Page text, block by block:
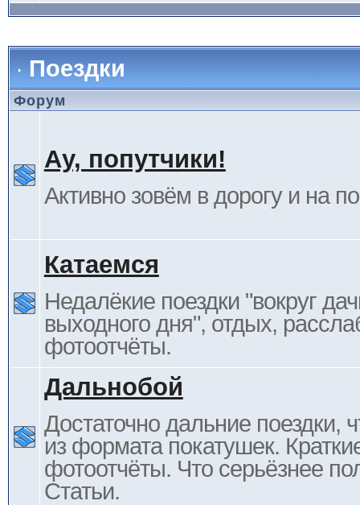
Поездки
Форум
Ау, попутчики!
Активно зовём в дорогу и на
Катаемся
Недалёкие поездки "вокруг
выходного дня", отдых,
фотоотчёты.
Дальнобой
Достаточно дальние поездки,
из формата покатушек.
фотоотчёты. Что серьёзнее
Статьи.